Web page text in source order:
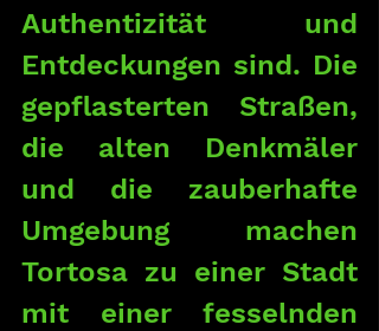
Authentizität und
Entdeckungen sind. Die
gepflasterten Straßen,
die alten Denkmäler
und die zauberhafte
Umgebung machen
Tortosa zu einer Stadt
mit einer fesselnden